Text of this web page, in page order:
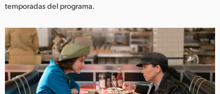
South Africa
España
Sweden
Chinese Taipei
temporadas del programa.